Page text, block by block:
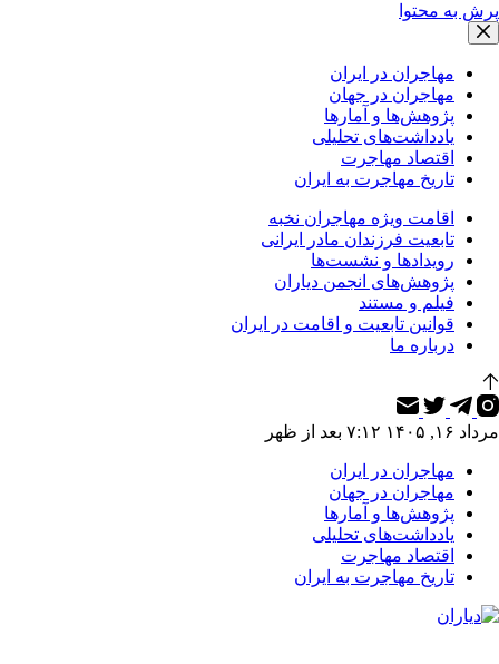
پرش به محتوا
مهاجران در ایران
مهاجران در جهان
پژوهش‌ها و آمارها
یادداشت‌های تحلیلی
اقتصاد مهاجرت
تاریخ مهاجرت به ایران
اقامت ویژه مهاجران نخبه
تابعیت فرزندان مادر ایرانی
رویدادها و نشست‌ها
پژوهش‌های انجمن دیاران
فیلم و مستند
قوانین تابعیت و اقامت در ایران
درباره ما
مرداد ۱۶, ۱۴۰۵ ۷:۱۲ بعد از ظهر
مهاجران در ایران
مهاجران در جهان
پژوهش‌ها و آمارها
یادداشت‌های تحلیلی
اقتصاد مهاجرت
تاریخ مهاجرت به ایران